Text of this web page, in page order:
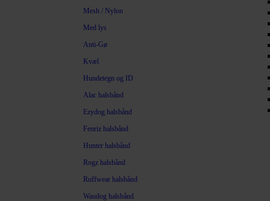
Mesh / Nylon
Med lys
Anti-Gø
Kvæl
Hundetegn og ID
Alac halsbånd
Ezydog halsbånd
Fenriz halsbånd
Hunter halsbånd
Rogz halsbånd
Ruffwear halsbånd
Waudog halsbånd